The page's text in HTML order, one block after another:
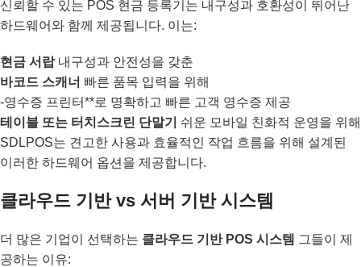
신뢰할 수 있는 POS 현금 등록기는 내구성과 호환성이 뛰어난
하드웨어와 함께 제공됩니다. 이는:
현금 서랍내구성과 안전성을 갖춘
바코드 스캐너 빠른 품목 입력을 위해
-영수증 프린터**로 명확하고 빠른 고객 영수증 제공
테이블 또는 터치스크린 단말기
쉬운 모바일 친화적 운영을 위해
SDLPOS는 견고한 사용과 효율적인 작업 흐름을 위해 설계된
이러한 하드웨어 옵션을 제공합니다.
클라우드 기반 vs 서버 기반 시스템
더 많은 기업이 선택하는 클라우드 기반 POS 시스템 그들이 제
공하는 이유: